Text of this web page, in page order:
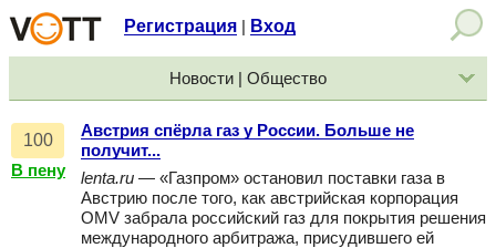
Регистрация Вход
Новости | Общество
100
В пену
Австрия спёрла газ у России. Больше не
получит...
lenta.ru — «Газпром» остановил поставки газа в
Австрию после того, как австрийская корпорация
OMV забрала российский газ для покрытия решения
международного арбитража, присудившего ей